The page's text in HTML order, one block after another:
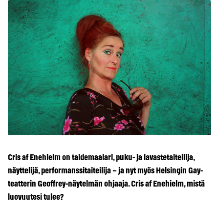
Crisaf Enehielm on taidemaalari, puku- ja lavastetaiteilija,
näyttelijä, performanssitaiteilija – ja nyt myös Helsingin Gay-
teatterin Geoffrey-näytelmän ohjaaja.Cris af Enehielm, mistä
luovuutesi tulee?